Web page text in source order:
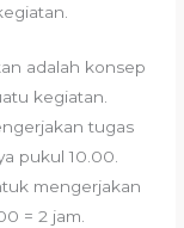
adalah konsep
kegiatan.
tugas
pukul 10.00.
mengerjakan
= 2 jam.